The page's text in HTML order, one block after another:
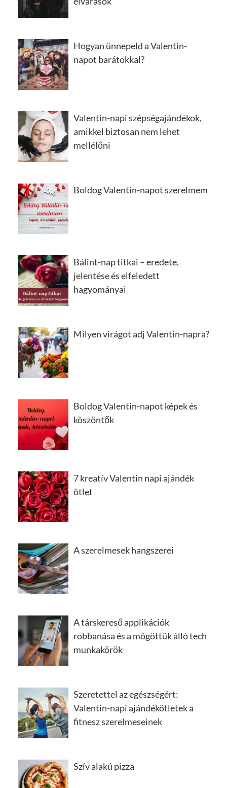
Hogyan ünnepeld a Valentin-
napot barátokkal?
Valentin-napi szépségajándékok,
amikkel biztosan nem lehet
mellélőni
Boldog Valentin-napot szerelmem
Bálint-nap titkai – eredete,
jelentése és elfeledett
hagyományai
Milyen virágot adj Valentin-napra?
Boldog Valentin-napot képek és
köszöntők
7 kreatív Valentin napi ajándék
ötlet
A szerelmesek hangszerei
A társkereső applikációk
robbanása és a mögöttük álló tech
munkakörök
Szeretettel az egészségért:
Valentin-napi ajándékötletek a
fitnesz szerelmeseinek
Szív alakú pizza